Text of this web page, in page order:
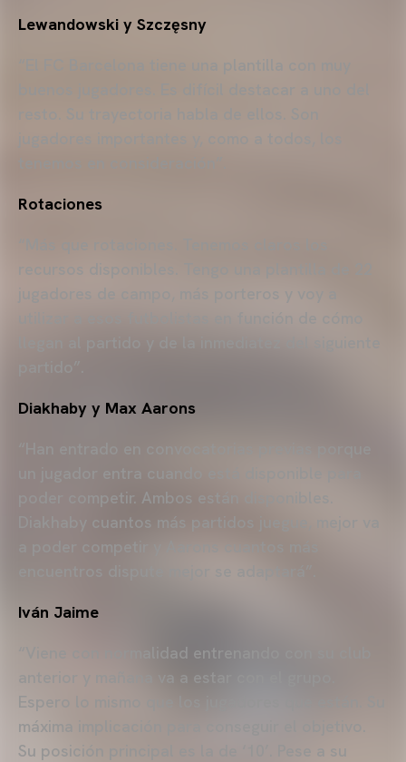
Lewandowski y Szczęsny
Rotaciones
jugadores de campo, más porteros y voy a
Diakhaby y Max Aarons
poder competir. Ambos están disponibles.
Diakhaby cuantos más partidos juegue, mejor va
Iván Jaime
“Viene con normalidad entrenando con su club
anterior y mañana va a estar con el grupo.
Espero lo mismo que los jugadores que están. Su
máxima implicación para conseguir el objetivo.
Su posición principal es la de ‘10’. Pese a su